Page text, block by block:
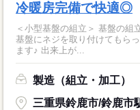
冷暖房完備で快適◎
＜小型基盤の組立＞ 基盤の組立になります♪ 軽い部品になります★
基盤にネジを取り付けてもら
ます♪ 出来上が...
製造（組立・加工）
三重県鈴鹿市/鈴鹿市